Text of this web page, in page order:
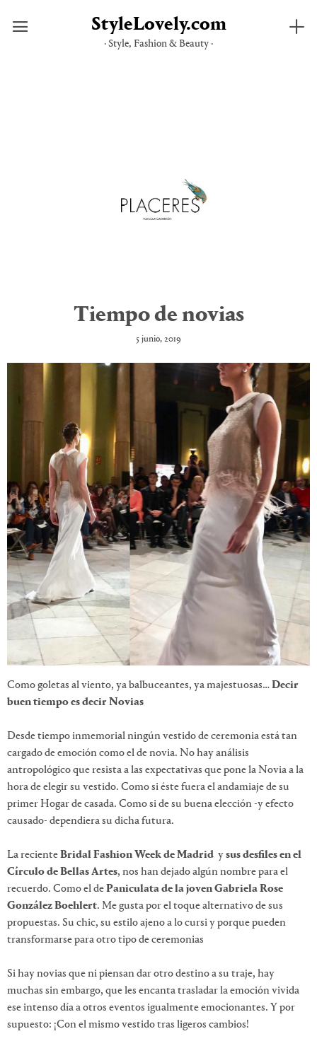
StyleLovely.com
· Style, Fashion & Beauty ·
Tiempo de novias
5 junio, 2019
Como goletas al viento, ya balbuceantes, ya majestuosas…Decir
buen tiempo es decir Novias
Desde tiempo inmemorial ningún vestido de ceremonia está tan
cargado de emoción como el de novia. No hay análisis
antropológico que resista a las expectativas que pone la Novia a la
hora de elegir su vestido. Como si éste fuera el andamiaje de su
primer Hogar de casada. Como si de su buena elección -y efecto
causado- dependiera su dicha futura.
La recienteBridal Fashion Week de Madrid ysus desfiles en el
Círculo de Bellas Artes, nos han dejado algún nombre para el
recuerdo. Como el dePaniculata de la joven Gabriela Rose
González Boehlert. Me gusta por el toque alternativo de sus
propuestas. Su chic, su estilo ajeno a lo cursi y porque pueden
transformarse para otro tipo de ceremonias
Si hay novias que ni piensan dar otro destino a su traje, hay
muchas sin embargo, que les encanta trasladar la emoción vivida
ese intenso día a otros eventos igualmente emocionantes. Y por
supuesto: ¡Con el mismo vestido tras ligeros cambios!